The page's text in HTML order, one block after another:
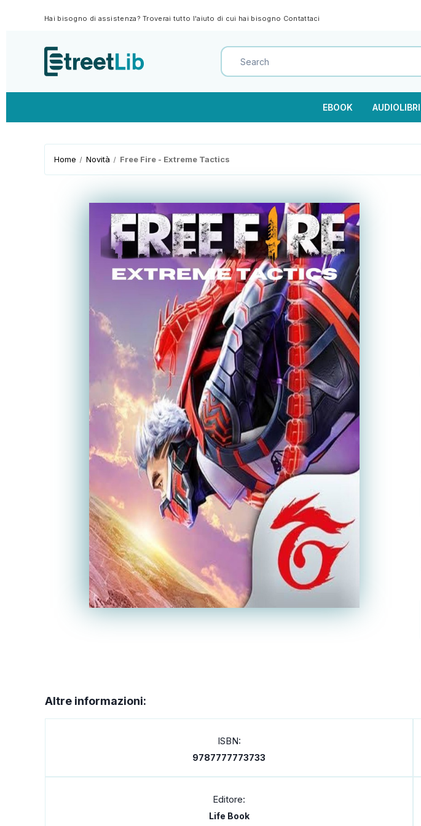
Hai bisogno di assistenza? Troverai tutto l'aiuto di cui hai bisogno Contattaci
EBOOK AUDIOLIBRI
Home Novità Free Fire - Extreme Tactics
Altre informazioni:
ISBN:
9787777773733
Editore:
Life Book